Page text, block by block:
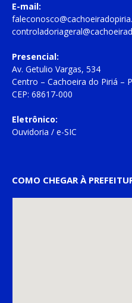
E-mail:
Presencial:
Av. Getulio Vargas, 534
Centro – Cachoeira do Piriá –
CEP: 68617-000
Eletrônico:
Ouvidoria / e-SIC
COMO CHEGAR À